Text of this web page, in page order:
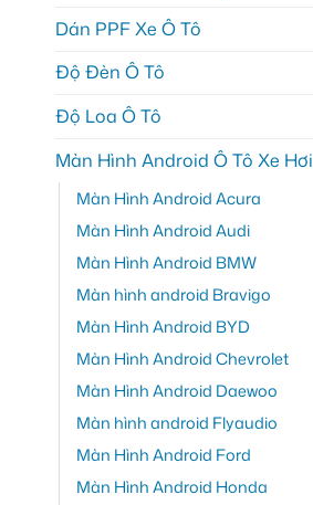
Dán PPF Xe Ô Tô
Độ Đèn Ô Tô
Độ Loa Ô Tô
Màn Hình Android Ô Tô Xe Hơi
Màn Hình Android Acura
Màn Hình Android Audi
Màn Hình Android BMW
Màn hình android Bravigo
Màn Hình Android BYD
Màn Hình Android Chevrolet
Màn Hình Android Daewoo
Màn hình android Flyaudio
Màn Hình Android Ford
Màn Hình Android Honda